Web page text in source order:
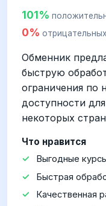
101%
0% отрицательных
Обменник
быструю
ограничения по
доступности
некоторых
Что нравится
Выгодные
Быстрая
Качественная